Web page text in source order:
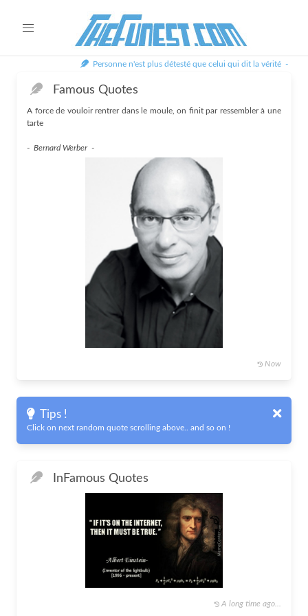
Personne n'est plus détesté que celui qui dit la vérité -
Famous Quotes
A force de vouloir rentrer dans le moule, on finit par ressembler à une
tarte
- Bernard Werber-
Now
Tips !
Click on next random quote scrolling above.. and so on !
In Famous Quotes
A long time ago...